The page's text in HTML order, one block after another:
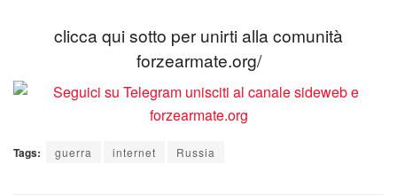
clicca qui sotto per unirti alla comunità
forzearmate.org/
Tags: guerra internet Russia